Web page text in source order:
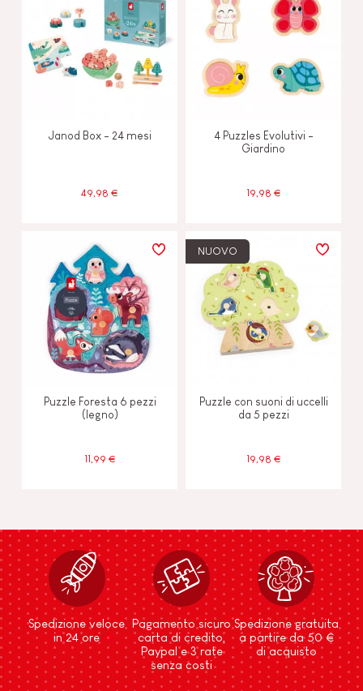
Janod Box - 24 mesi
49,98 €
4 Puzzles Evolutivi -
Giardino
19,98 €
Puzzle Foresta 6 pezzi
(legno)
11,99 €
NUOVO
Puzzle con suoni di uccelli
da 5 pezzi
19,98 €
Spedizione veloce
in 24 ore
Pagamento sicuro
carta di credito,
Paypal e 3 rate
senza costi
Spedizione gratuita
a partire da 50 €
di acquisto